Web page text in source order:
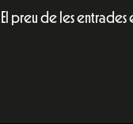
El preu de les entrades